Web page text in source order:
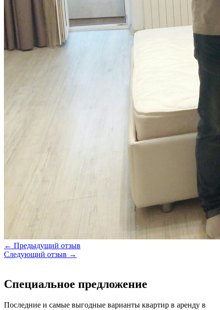
← Предыдущий отзыв
Следующий отзыв →
Специальное предложение
Последние и самые выгодные варианты квартир в аренду в